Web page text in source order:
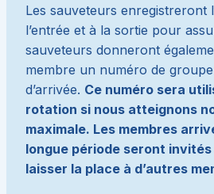
Les sauveteurs enregistreront
l’entrée et à la sortie pour
sauveteurs donneront
membre un numéro de
d’arrivée. Ce numéro sera
rotation si nous atteignons
maximale. Les membres
longue période seront
laisser la place à d’autres